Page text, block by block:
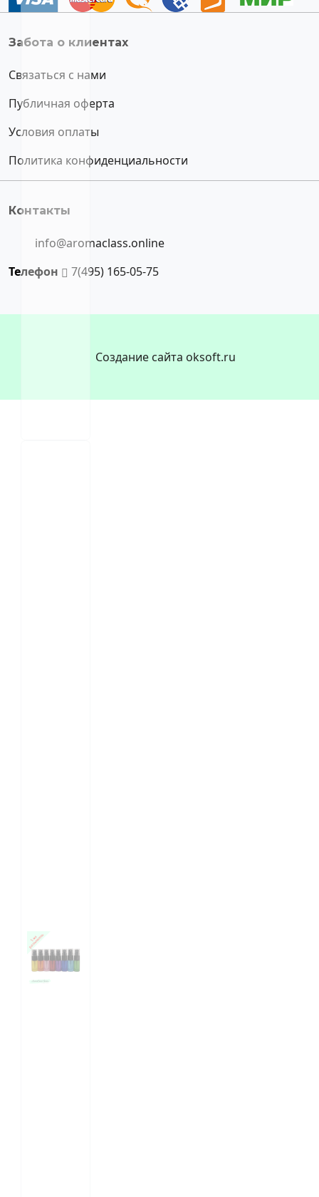
Забота о клиентах
Связаться с нами
Публичная оферта
Условия оплаты
Политика конфиденциальности
Контакты
info@aromaclass.online
Телефон
7(495) 165-05-75
Создание сайта oksoft.ru